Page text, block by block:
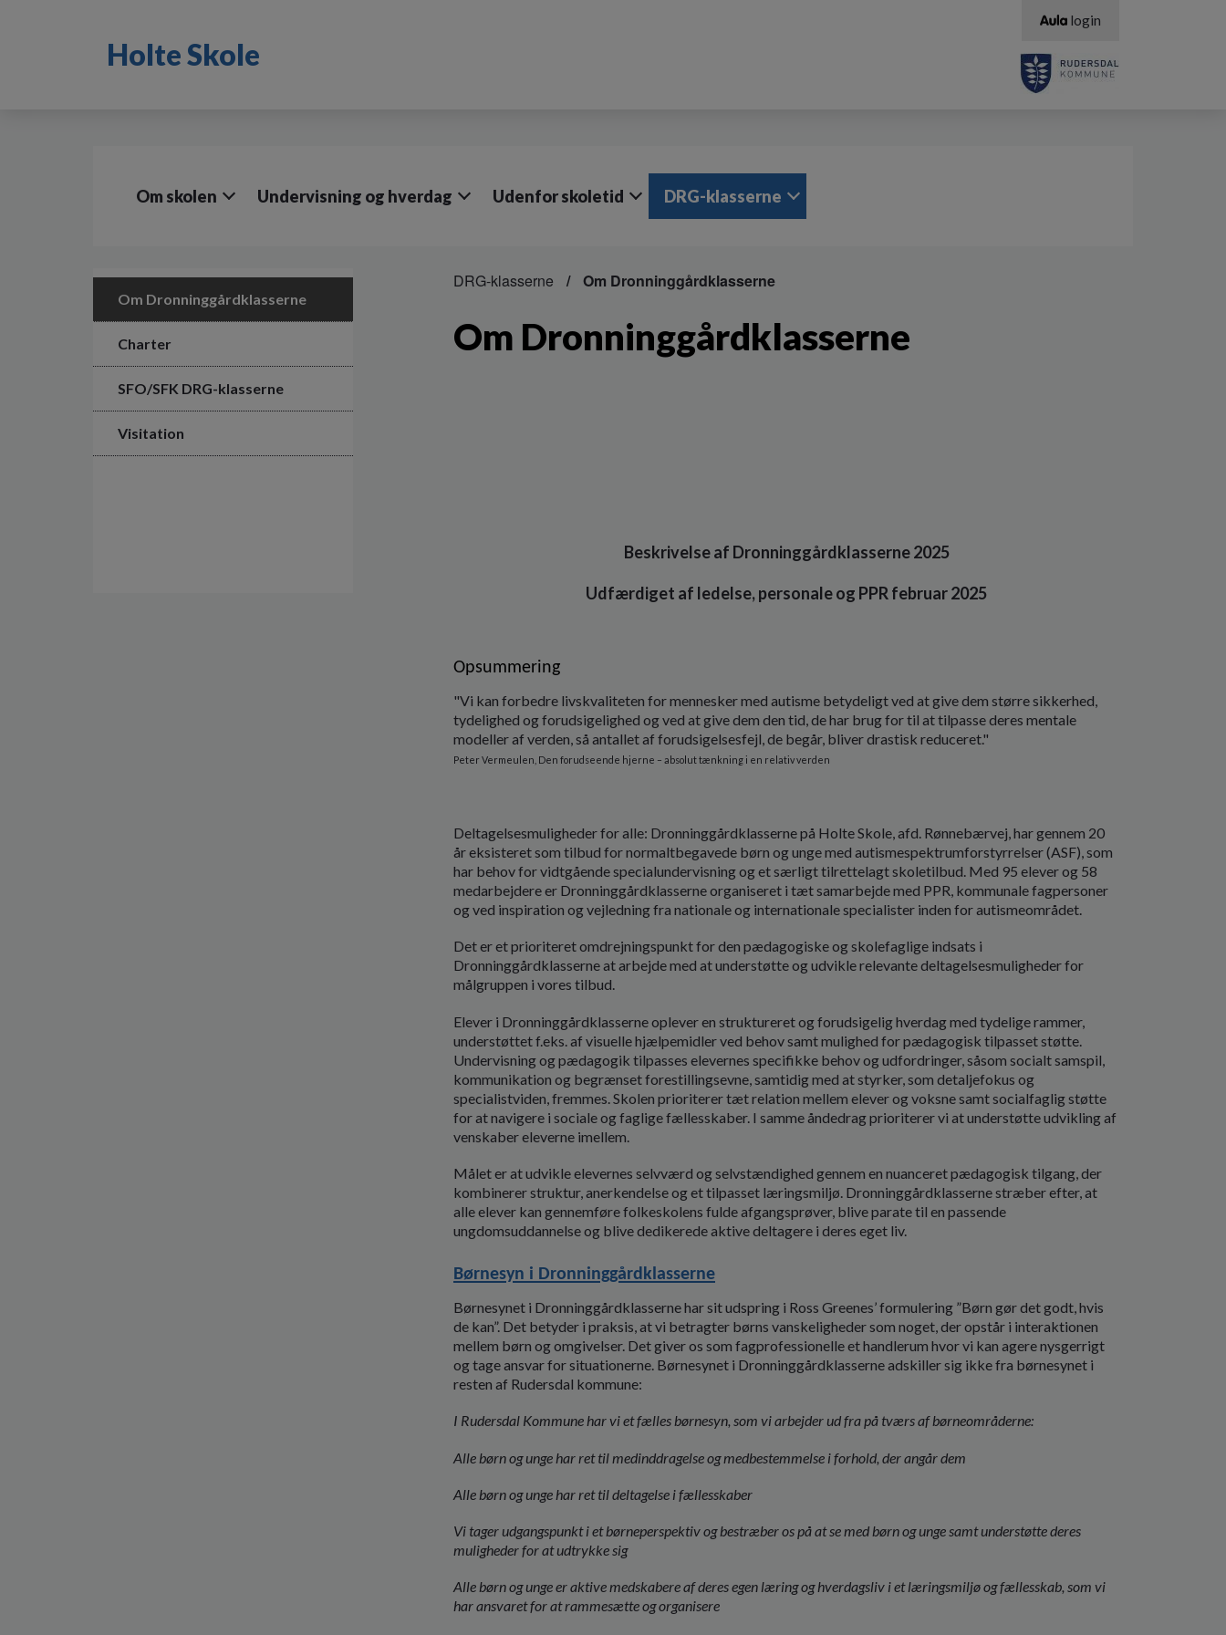
Holte Skole
login
Om skolen Undervisning og hverdag Udenfor skoletid DRG-klasserne
Om Dronninggårdklasserne
Charter
SFO/SFK DRG-klasserne
Visitation
DRG-klasserne Om Dronninggårdklasserne
Om Dronninggårdklasserne
Beskrivelse af Dronninggårdklasserne 2025
Udfærdiget af ledelse, personale og PPR februar 2025
Opsummering
"Vi kan forbedre livskvaliteten for mennesker med autisme betydeligt ved at give dem større sikkerhed,
tydelighed og forudsigelighed og ved at give dem den tid, de har brug for til at tilpasse deres mentale
modeller af verden, så antallet af forudsigelsesfejl, de begår, bliver drastisk reduceret."
Peter Vermeulen, Den forudseende hjerne – absolut tænkning i en relativ verden
Deltagelsesmuligheder for alle: Dronninggårdklasserne på Holte Skole, afd. Rønnebærvej, har gennem 20
år eksisteret som tilbud for normaltbegavede børn og unge med autismespektrumforstyrrelser (ASF), som
har behov for vidtgående specialundervisning og et særligt tilrettelagt skoletilbud. Med 95 elever og 58
medarbejdere er Dronninggårdklasserne organiseret i tæt samarbejde med PPR, kommunale fagpersoner
og ved inspiration og vejledning fra nationale og internationale specialister inden for autismeområdet.
Det er et prioriteret omdrejningspunkt for den pædagogiske og skolefaglige indsats i
Dronninggårdklasserne at arbejde med at understøtte og udvikle relevante deltagelsesmuligheder for
målgruppen i vores tilbud.
Elever i Dronninggårdklasserne oplever en struktureret og forudsigelig hverdag med tydelige rammer,
understøttet f.eks. af visuelle hjælpemidler ved behov samt mulighed for pædagogisk tilpasset støtte.
Undervisning og pædagogik tilpasses elevernes specifikke behov og udfordringer, såsom socialt samspil,
kommunikation og begrænset forestillingsevne, samtidig med at styrker, som detaljefokus og
specialistviden, fremmes. Skolen prioriterer tæt relation mellem elever og voksne samt socialfaglig støtte
for at navigere i sociale og faglige fællesskaber. I samme åndedrag prioriterer vi at understøtte udvikling af
venskaber eleverne imellem.
Målet er at udvikle elevernes selvværd og selvstændighed gennem en nuanceret pædagogisk tilgang, der
kombinerer struktur, anerkendelse og et tilpasset læringsmiljø. Dronninggårdklasserne stræber efter, at
alle elever kan gennemføre folkeskolens fulde afgangsprøver, blive parate til en passende
ungdomsuddannelse og blive dedikerede aktive deltagere i deres eget liv.
Børnesyn i Dronninggårdklasserne
Børnesynet i Dronninggårdklasserne har sit udspring i Ross Greenes’ formulering ”Børn gør det godt, hvis
de kan”. Det betyder i praksis, at vi betragter børns vanskeligheder som noget, der opstår i interaktionen
mellem børn og omgivelser. Det giver os som fagprofessionelle et handlerum hvor vi kan agere nysgerrigt
og tage ansvar for situationerne. Børnesynet i Dronninggårdklasserne adskiller sig ikke fra børnesynet i
resten af Rudersdal kommune:
I Rudersdal Kommune har vi et fælles børnesyn, som vi arbejder ud fra på tværs af børneområderne:
Alle børn og unge har ret til medinddragelse og medbestemmelse i forhold, der angår dem
Alle børn og unge har ret til deltagelse i fællesskaber
Vi tager udgangspunkt i et børneperspektiv og bestræber os på at se med børn og unge samt understøtte deres
muligheder for at udtrykke sig
Alle børn og unge er aktive medskabere af deres egen læring og hverdagsliv i et læringsmiljø og fællesskab, som vi
har ansvaret for at rammesætte og organisere